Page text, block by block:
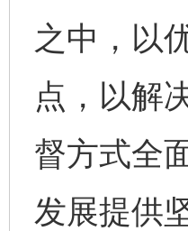
之中，以
点，以解
督方式全
发展提供